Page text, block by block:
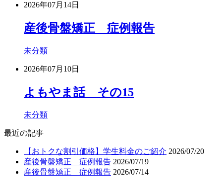
2026年07月14日
産後骨盤矯正 症例報告
未分類
2026年07月10日
よもやま話 その15
未分類
最近の記事
【おトクな割引価格】学生料金のご紹介 2026/07/20
産後骨盤矯正 症例報告 2026/07/19
産後骨盤矯正 症例報告 2026/07/14